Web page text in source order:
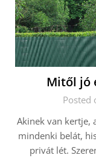
Mitől jó
Posted
Akinek van kertje,
mindenki belát,
privát lét.